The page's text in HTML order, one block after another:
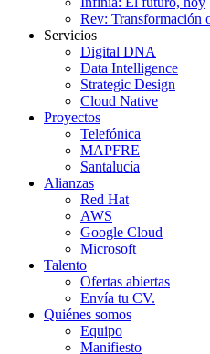
Rev: Transformación
Servicios
Digital DNA
Data Intelligence
Strategic Design
Cloud Native
Proyectos
Telefónica
MAPFRE
Santalucía
Alianzas
Red Hat
AWS
Google Cloud
Microsoft
Talento
Ofertas abiertas
Envía tu CV.
Quiénes somos
Equipo
Manifiesto